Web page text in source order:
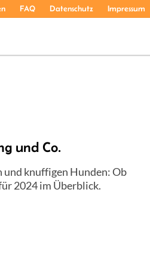
FAQ Datenschutz Impressum
und Co.
knuffigen Hunden: Ob
2024 im Überblick.